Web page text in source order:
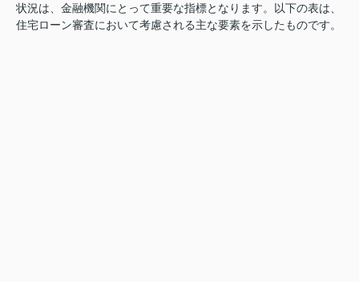
状況は、金融機関にとって重要な指標となります。以下の表は、
住宅ローン審査において考慮される主な要素を示したものです。